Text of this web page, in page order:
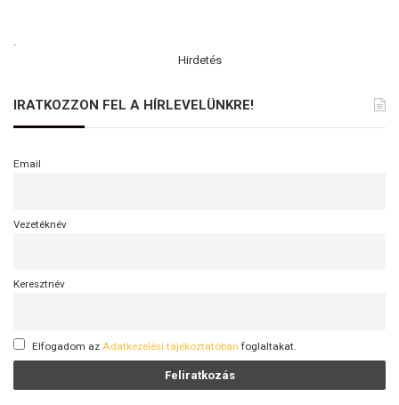
.
Hirdetés
IRATKOZZON FEL A HÍRLEVELÜNKRE!
Email
Vezetéknév
Keresztnév
Elfogadom az Adatkezelési tájékoztatóban foglaltakat.